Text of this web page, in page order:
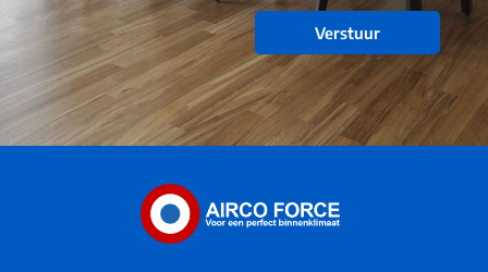
Verstuur